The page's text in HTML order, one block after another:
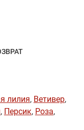
лилия, Ветивер,
, Персик, Роза,